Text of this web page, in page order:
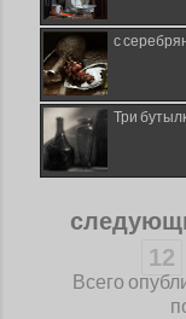
с
Три
12
Всего